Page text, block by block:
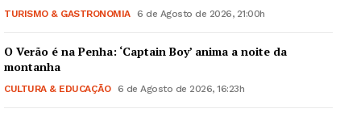
Guimarães, agora!
TURISMO & GASTRONOMIA 6 de Agosto de 2026, 21:00h
O Verão é na Penha: ‘Captain Boy’ anima a noite da
montanha
CULTURA & EDUCAÇÃO 6 de Agosto de 2026, 16:23h